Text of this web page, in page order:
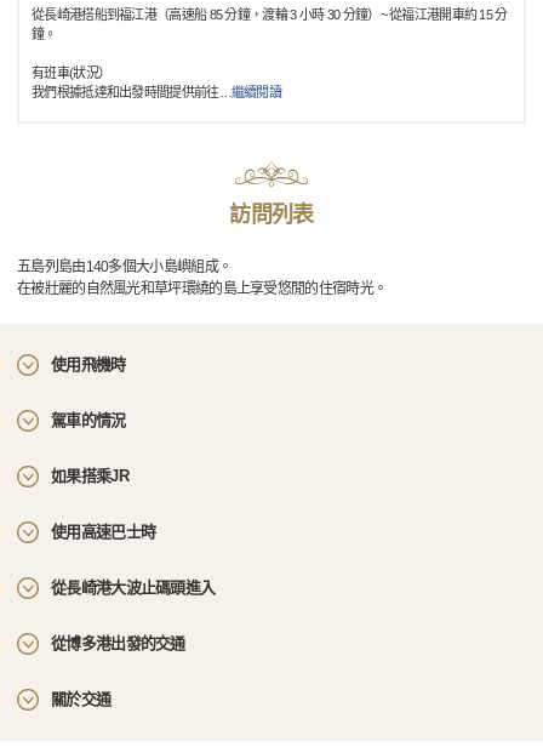
從長崎港搭船到福江港（高速船 85 分鐘，渡輪 3 小時 30 分鐘）~ 從福江港開車約 15 分
鐘。
有班車(狀況）
我們根據抵達和出發時間提供前往… 繼續閱讀
訪問列表
五島列島由140多個大小島嶼組成。
在被壯麗的自然風光和草坪環繞的島上享受悠閒的住宿時光。
使用飛機時
駕車的情況
如果搭乘JR
使用高速巴士時
從長崎港大波止碼頭進入
從博多港出發的交通
關於交通